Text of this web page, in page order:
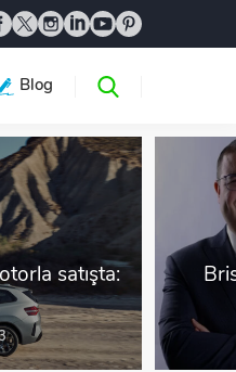
Blog
satışta: